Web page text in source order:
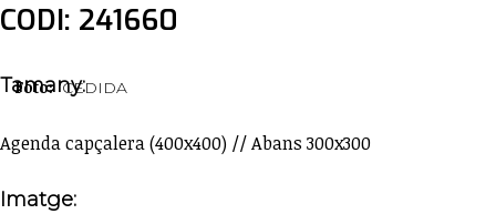
CODI: 241660
Foto: CEDIDA
Tamany:
Agenda capçalera (400x400) // Abans 300x300
Imatge: